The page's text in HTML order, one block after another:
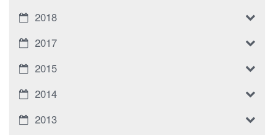
2018
2017
2015
2014
2013